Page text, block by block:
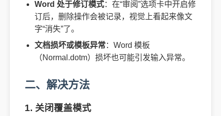
Word 处于修订模式：在“审阅”选项卡中开启修
订后，删除操作会被记录，视觉上看起来像文
字“消失”了。
文档损坏或模板异常：Word 模板
（Normal.dotm）损坏也可能引发输入异常。
二、解决方法
1. 关闭覆盖模式